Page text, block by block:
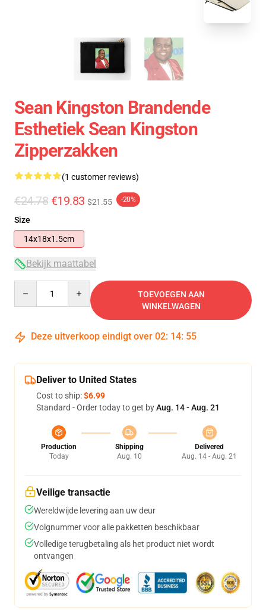
Sean Kingston Brandende
Esthetiek Sean Kingston
Zipperzakken
(1 customer reviews)
€24.78 €19.83 $21.55 -20%
Size
14x18x1.5cm
Bekijk maattabel
TOEVOEGEN AAN
WINKELWAGEN
Deze uitverkoop eindigt over 02: 14: 54
Deliver to United States
Cost to ship:$6.99
Standard - Order today to get byAug. 14 - Aug. 21
Production
Today
Shipping
Aug. 10
Delivered
Aug. 14 - Aug. 21
Veilige transactie
Wereldwijde levering aan uw deur
Volgnummer voor alle pakketten beschikbaar
Volledige terugbetaling als het product niet wordt
ontvangen